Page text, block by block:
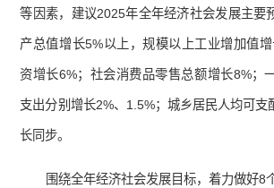
等因素，建议2025年全年经济社会发展主要
产总值增长5%以上，规模以上工业增加值
资增长6%；社会消费品零售总额增长8%；
支出分别增长2%、1.5%；城乡居民人均可支
长同步。
围绕全年经济社会发展目标，着力做好8